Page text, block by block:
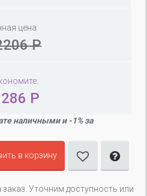
цена:
Р
Р
наличными и -1% за
в корзину
Уточним доступность или